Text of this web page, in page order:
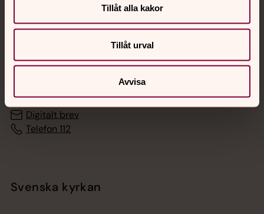
Tillåt alla kakor
Tillåt urval
Avvisa
Jourhavande präst
Akut samtals- och krisstöd. Prata eller chatta anonymt
med en präst på kvällar och nätter.
Chatt
Digitalt brev
Telefon 112
Svenska kyrkan